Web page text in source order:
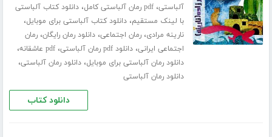
آلباستی،pdf رمان آلباستی کامل ،دانلود کتاب آلباستی
با لینک مستقیم،دانلود کتاب آلباستی برای موبایل،
نارینه مرادی،رمان اجتماعی،دانلود رمان رایگان،رمان
اجتماعی ایرانی،دانلود pdf رمان آلباستی ،pdf عاشقانه ،
دانلود رمان آلباستی برای موبایل،دانلود رمان آلباستی،
دانلود رمان آلباستی
دانلود کتاب